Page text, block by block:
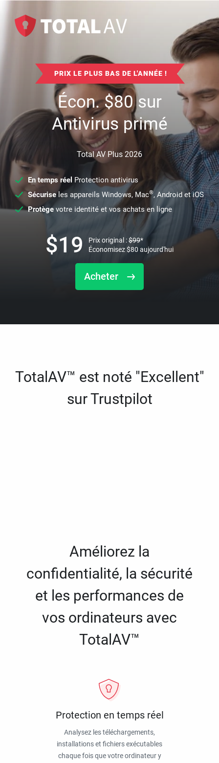
PRIX LE PLUS BAS DE L'ANNÉE !
Écon.$80sur
Antivirus primé
Total AV Plus 2026
En temps réel Protection antivirus
Sécuriseles appareils Windows, Mac®, Android et iOS
Protège votre identité et vos achats en ligne
Acheter
$19 Prix original :$99*
Économisez$80 aujourd'hui
TotalAV™ est noté "Excellent"
sur Trustpilot
Améliorez la
confidentialité, la sécurité
et les performances de
vos ordinateurs avec
TotalAV™
Protection en temps réel
Analysez les téléchargements,
installations et fichiers exécutables
chaque fois que votre ordinateur y